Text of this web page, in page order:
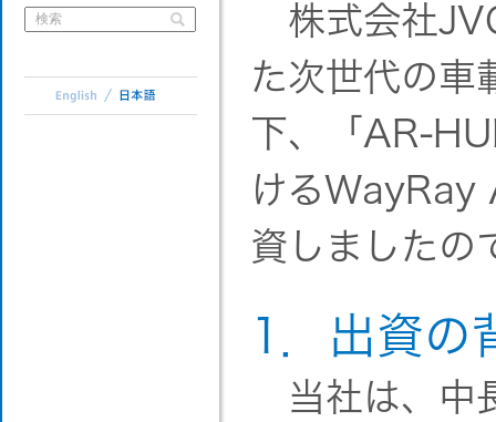
株式会社
た次世代の車
下、「AR-
けるWayRay
資しましたの
1．出資の
当社は、中